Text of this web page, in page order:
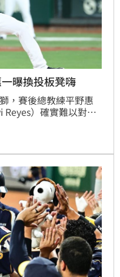
曝換投板凳嗨
，賽後總教練平野惠
）確實難以對
露7局看見統一獅換